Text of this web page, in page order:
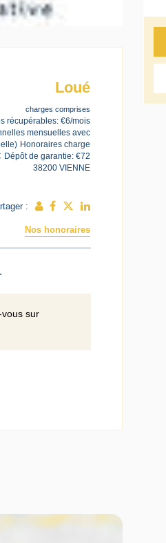
Loué
charges comprises
récupérables: €6/mois
mensuelles avec
Honoraires charge
Dépôt de garantie: €72
38200 VIENNE
:
Nos honoraires
sur